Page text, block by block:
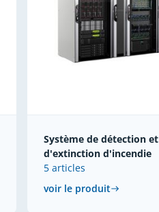
Système de détection et
d'extinction d'incendie
5 articles
voir le produit